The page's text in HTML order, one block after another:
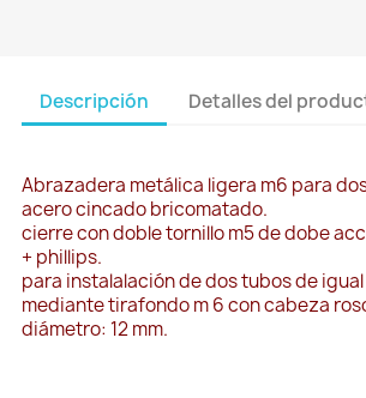
Descripción Detalles del
Abrazadera metálica ligera m6 para
acero cincado bricomatado.
cierre con doble tornillo m5 de dobe
+ phillips.
para instalalación de dos tubos de
mediante tirafondo m 6 con cabeza
diámetro: 12 mm.